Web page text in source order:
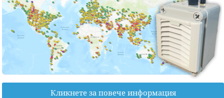
Кликнете за повече информация